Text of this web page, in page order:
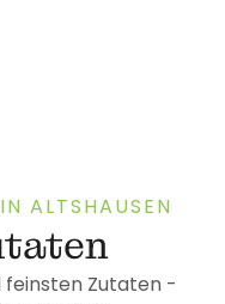
ALTSHAUSEN
feinsten Zutaten -